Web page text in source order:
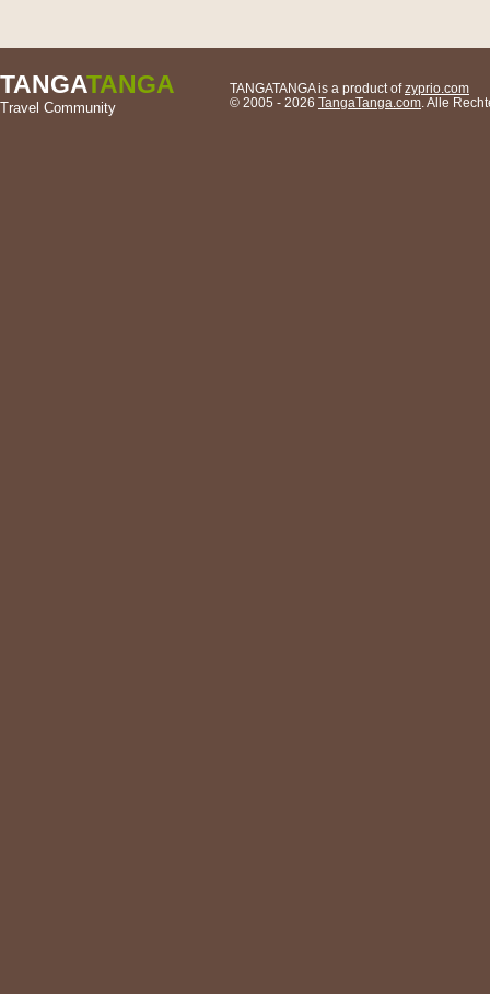
TANGATANGA
Travel Community
TANGATANGA is a product ofzyprio.com
© 2005 - 2026 TangaTanga.com . Alle